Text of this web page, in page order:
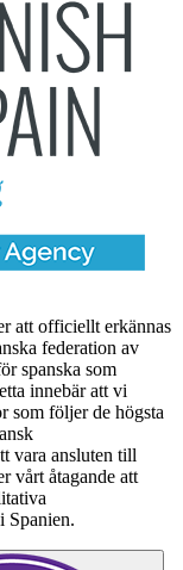
att officiellt erkännas
federation av
spanska som
innebär att vi
som följer de högsta
vara ansluten till
vårt åtagande att
Spanien.